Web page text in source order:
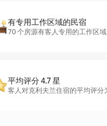
有专用工作区域的民宿
70 个房源有客人专用的工作区域
平均评分 4.7 星
客人对克利夫兰住宿的平均评分